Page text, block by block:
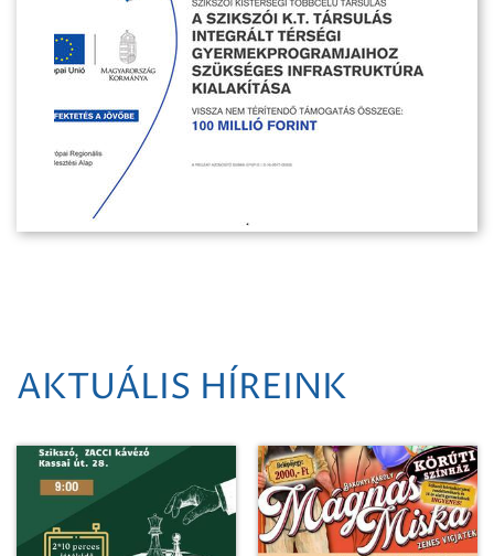
AKTUÁLIS HÍREINK